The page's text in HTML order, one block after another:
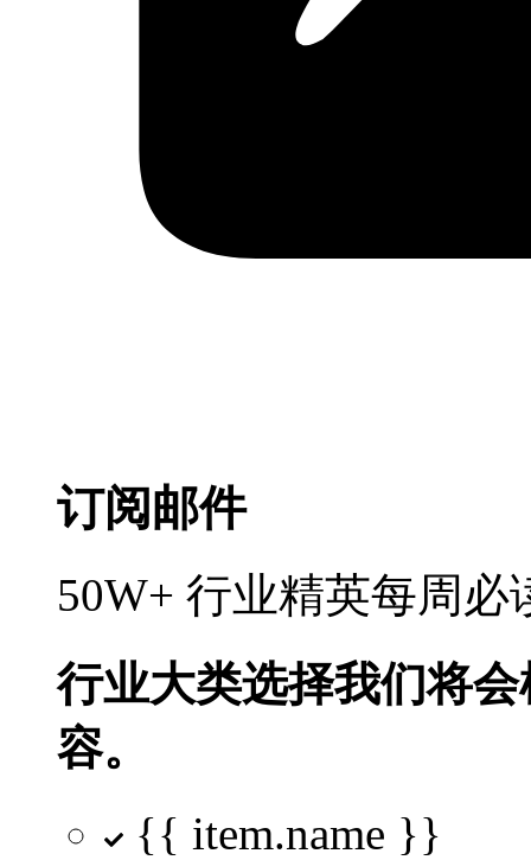
订阅邮件
50W+ 行业精英每周
行业大类选择我们将
容。
{{ item.name }}